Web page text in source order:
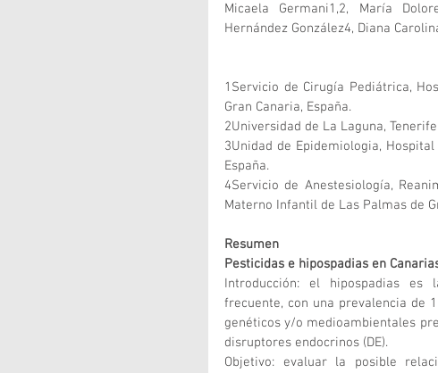
Micaela Germani1,2, María
Hernández González4, Diana
1Servicio de Cirugía Pediátrica,
Gran Canaria, España.
2Universidad de La Laguna,
3Unidad de Epidemiologia,
España.
4Servicio de Anestesiología,
Materno Infantil de Las Palmas de
Resumen
Pesticidas e hipospadias en
Introducción: el hipospadias es
frecuente, con una prevalencia de
genéticos y/o medioambientales
disruptores endocrinos (DE).
Objetivo: evaluar la posible